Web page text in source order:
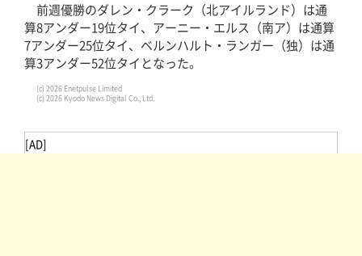
前週優勝のダレン・クラーク（北アイルランド）は通
算8アンダー19位タイ、アーニー・エルス（南ア）は通算
7アンダー25位タイ、ベルンハルト・ランガー（独）は通
算3アンダー52位タイとなった。
(c) 2026 Enetpulse Limited
(c) 2026 Kyodo News Digital Co., Ltd.
[AD]